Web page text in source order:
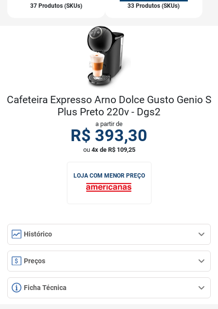
37 Produtos (SKUs) 33 Produtos (SKUs)
Cafeteira Expresso Arno Dolce Gusto Genio S
Plus Preto 220v - Dgs2
a partir de
R$ 393,30
ou 4x de R$ 109,25
LOJA COM MENOR PREÇO
Histórico
Preços
Ficha Técnica